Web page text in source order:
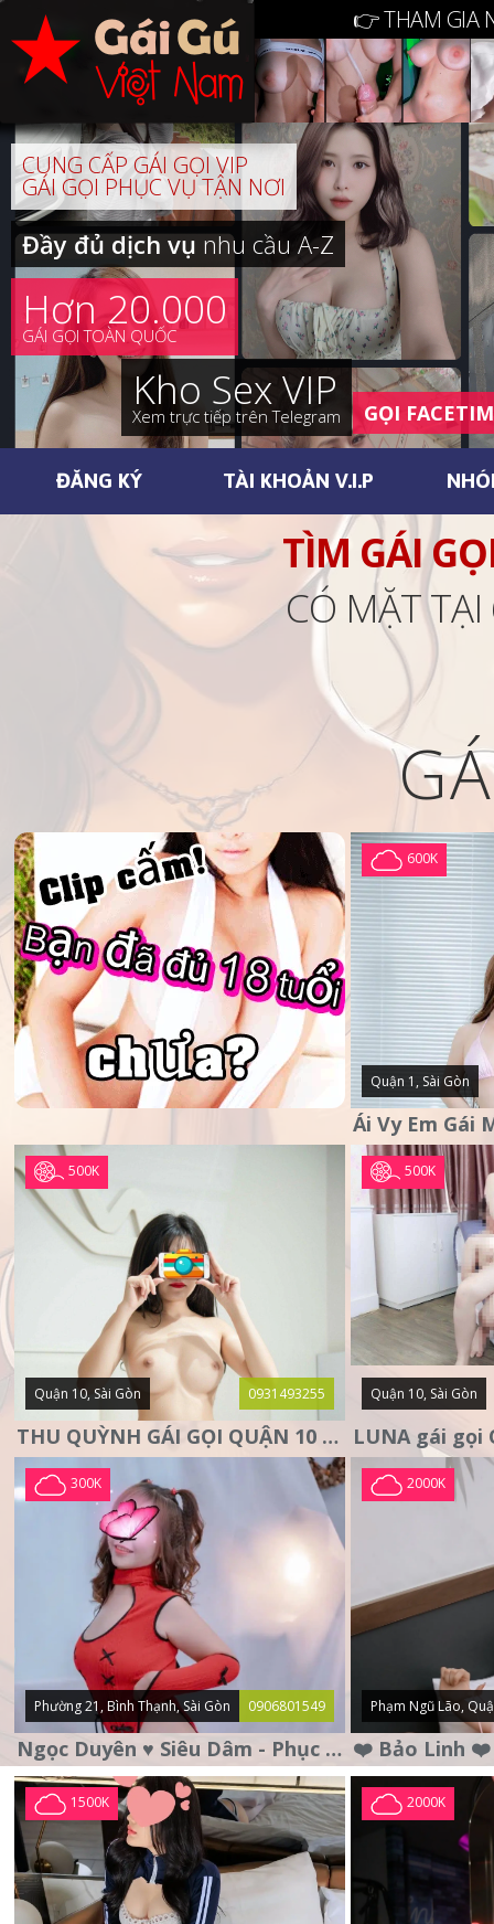
👉 THAM GIA
CUNG CẤP GÁI GỌI VIP
GÁI GỌI PHỤC VỤ TẬN NƠI
Đầy đủ dịch vụnhu cầu A-Z
Hơn 20.000
GÁI GỌI TOÀN QUỐC
Kho Sex VIP
Xem trực tiếp trên Telegram GỌI
ĐĂNG KÝ TÀI KHOẢN V.I.P
TÌM GÁI
CÓ MẶT
600K
Quận 1, Sài Gòn
500K
Quận 10, Sài Gòn 0931493255
THU QUỲNH GÁI GỌI QUẬN 10 – MẶT XINH DA TRẮNG – SANG
500K
Quận 10, Sài Gòn
300K
Phường 21, Bình Thạnh, Sài Gòn 0906801549
Ngọc Duyên ♥️ Siêu Dâm - Phục Vụ Tận Tình - Chu Đáo
2000K
Phạm Ngũ Lão,
1500K 2000K